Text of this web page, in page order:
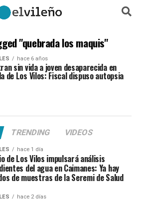
"quebrada los maquis"
hace 6 años
sin vida a joven desaparecida en
de Los Vilos: Fiscal dispuso autopsia
TRENDING VIDEOS
hace 1 día
de Los Vilos impulsará análisis
del agua en Caimanes: Ya hay
de muestras de la Seremi de Salud
hace 2 días